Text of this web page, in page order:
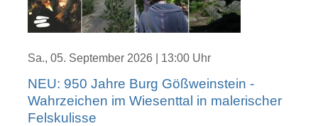
Sa., 05. September 2026 | 13:00 Uhr
NEU: 950 Jahre Burg Gößweinstein -
Wahrzeichen im Wiesenttal in malerischer
Felskulisse